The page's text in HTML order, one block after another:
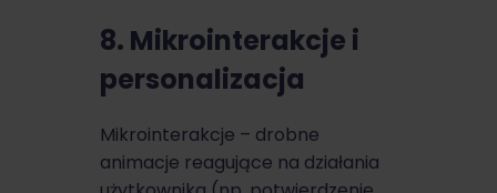
8. Mikrointerakcje i
personalizacja
Mikrointerakcje – drobne
animacje reagujące na działania